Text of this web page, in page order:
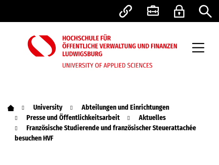
University
Abteilungen und Einrichtungen
Presse und Öffentlichkeitsarbeit
Aktuelles
Französische Studierende und französischer Steuerattachée
besuchen HVF